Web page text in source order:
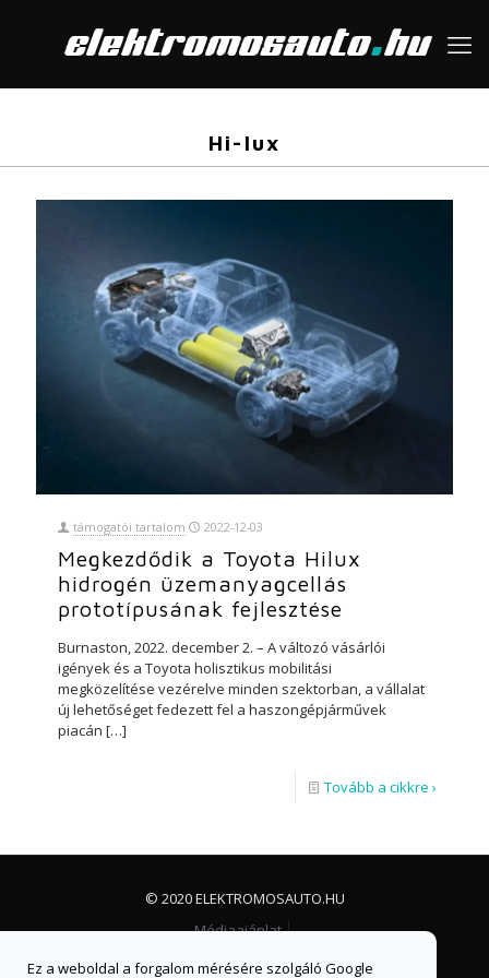
Hi-lux
támogatói tartalom 2022-12-03
Megkezdődik a Toyota Hilux
hidrogén üzemanyagcellás
prototípusának fejlesztése
Burnaston, 2022. december 2. – A változó vásárlói
igények és a Toyota holisztikus mobilitási
megközelítése vezérelve minden szektorban, a vállalat
új lehetőséget fedezett fel a haszongépjárművek
piacán […]
Tovább a cikkre ›
© 2020 ELEKTROMOSAUTO.HU
Médiaajánlat
Facebook csoport
Facebook oldal
Ez a weboldal a forgalom mérésére szolgáló Google